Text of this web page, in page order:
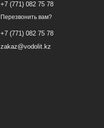
+7 (771) 082 75 78
Перезвонить вам?
+7 (771) 082 75 78
zakaz@vodolit.kz